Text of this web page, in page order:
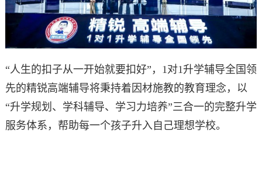
“人生的扣子从一开始就要扣好”，1对1升学辅导全国领
先的精锐高端辅导将秉持着因材施教的教育理念，以
“升学规划、学科辅导、学习力培养”三合一的完整升学
服务体系，帮助每一个孩子升入自己理想学校。